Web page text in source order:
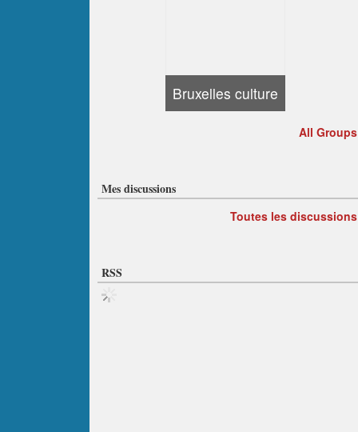
Bruxelles culture
All Groups
Mes discussions
Toutes les discussions
RSS